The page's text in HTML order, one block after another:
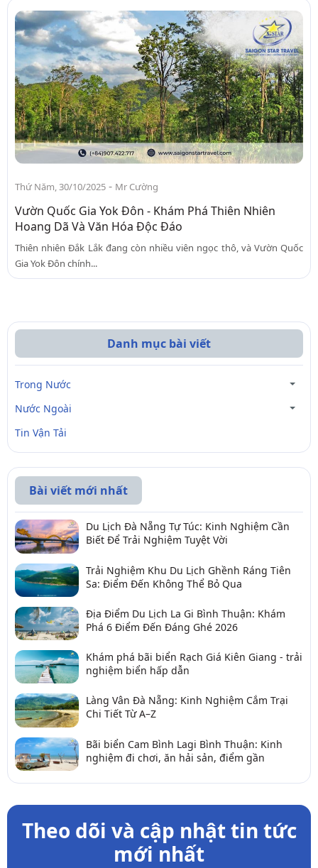
Thứ Năm, 30/10/2025 - Mr Cường
Vườn Quốc Gia Yok Đôn - Khám Phá Thiên Nhiên
Hoang Dã Và Văn Hóa Độc Đáo
Thiên nhiên Đắk Lắk đang còn nhiều viên ngọc thô, và Vườn Quốc
Gia Yok Đôn chính...
Danh mục bài viết
Trong Nước
Nước Ngoài
Tin Vận Tải
Bài viết mới nhất
Du Lịch Đà Nẵng Tự Túc: Kinh Nghiệm Cần
Biết Để Trải Nghiệm Tuyệt Vời
Trải Nghiệm Khu Du Lịch Ghềnh Ráng Tiên
Sa: Điểm Đến Không Thể Bỏ Qua
Địa Điểm Du Lịch La Gi Bình Thuận: Khám
Phá 6 Điểm Đến Đáng Ghé 2026
Khám phá bãi biển Rạch Giá Kiên Giang - trải
nghiệm biển hấp dẫn
Làng Vân Đà Nẵng: Kinh Nghiệm Cắm Trại
Chi Tiết Từ A–Z
Bãi biển Cam Bình Lagi Bình Thuận: Kinh
nghiệm đi chơi, ăn hải sản, điểm gần
Theo dõi và cập nhật tin tức
mới nhất